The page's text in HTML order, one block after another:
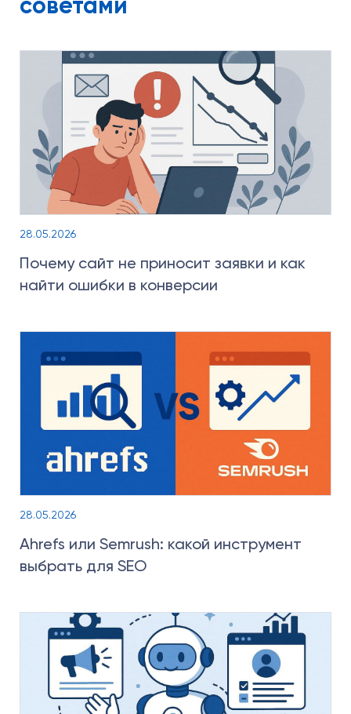
советами
28.05.2026
Почему сайт не приносит заявки и как
найти ошибки в конверсии
28.05.2026
Ahrefs или Semrush: какой инструмент
выбрать для SEO